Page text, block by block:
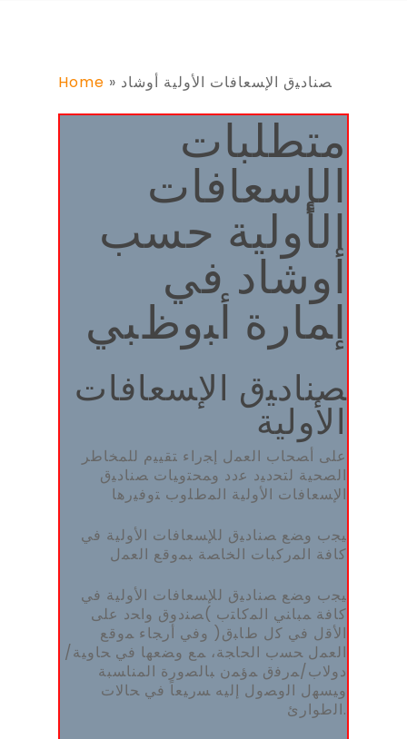
Home » ﺼﻨﺎدﯿق اﻹﺴﻌﺎﻓﺎت اﻷوﻟﯿﺔ أوشاد
متطلبات
الإسعافات
الأولية حسب
أوشاد ﻓﻲ
إﻤﺎرة أﺒوظﺒﻲ
ﺼﻨﺎدﯿق اﻹﺴﻌﺎﻓﺎت
اﻷوﻟﯿﺔ
ﻋﻠﻰ أﺼﺤﺎب اﻟﻌﻤل إﺠراء ﺘﻘﯿﯿم ﻟﻠﻤﺨﺎطر
اﻟﺼﺤﯿﺔ ﻟﺘﺤدﯿد ﻋدد وﻤﺤﺘوﯿﺎت ﺼﻨﺎدﯿق
اﻹﺴﻌﺎﻓﺎت اﻷوﻟﯿﺔ اﻟﻤطﻠوب ﺘوﻓﯿرﻫﺎ
ﯿﺠب وﻀﻊ ﺼﻨﺎدﯿق ﻟﻺﺴﻌﺎﻓﺎت اﻷوﻟﯿﺔ ﻓﻲ
ﻛﺎﻓﺔ اﻟﻤرﻛﺒﺎت اﻟﺨﺎﺼﺔ ﺒﻤوﻗﻊ اﻟﻌﻤل
ﯿﺠب وﻀﻊ ﺼﻨﺎدﯿق ﻟﻺﺴﻌﺎﻓﺎت اﻷوﻟﯿﺔ ﻓﻲ
ﻛﺎﻓﺔ ﻤﺒﺎﻨﻲ اﻟﻤﻛﺎﺘب )ﺼﻨدوق واﺤد ﻋﻠﻰ
اﻷﻗل ﻓﻲ ﻛل طﺎﺒق( وﻓﻲ أرﺠﺎء ﻤوﻗﻊ
اﻟﻌﻤل ﺤﺴب اﻟﺤﺎﺠﺔ، ﻤﻊ وﻀﻌﻬﺎ ﻓﻲ ﺤﺎوﯿﺔ/
دوﻻب/ﻤرﻓق ﻤؤﻤن ﺒﺎﻟﺼورة اﻟﻤﻨﺎﺴﺒﺔ
وﯿﺴﻬل اﻟوﺼول إﻟﯿﻪ ﺴرﯿﻌﺎً ﻓﻲ ﺤﺎﻻت
اﻟطوارئ.